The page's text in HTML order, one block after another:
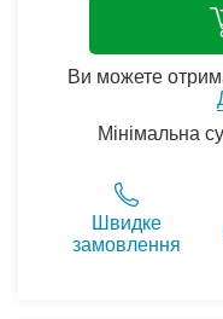
Ви можете
Мінімальна
Швидке
замовлення